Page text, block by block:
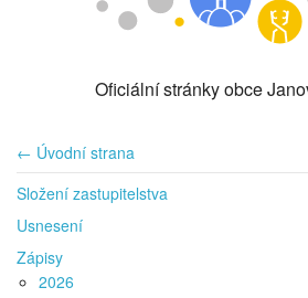
Oficiální stránky obce
← Úvodní strana
Složení zastupitelstva
Usnesení
Zápisy
2026